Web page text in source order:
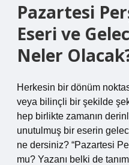
Pazartesi
Eseri ve
Neler
Herkesin bir dönüm
veya bilinçli bir şekilde
hep birlikte zamanın
unutulmuş bir eserin
ne dersiniz? “Pazartesi
mu? Yazanı belki de